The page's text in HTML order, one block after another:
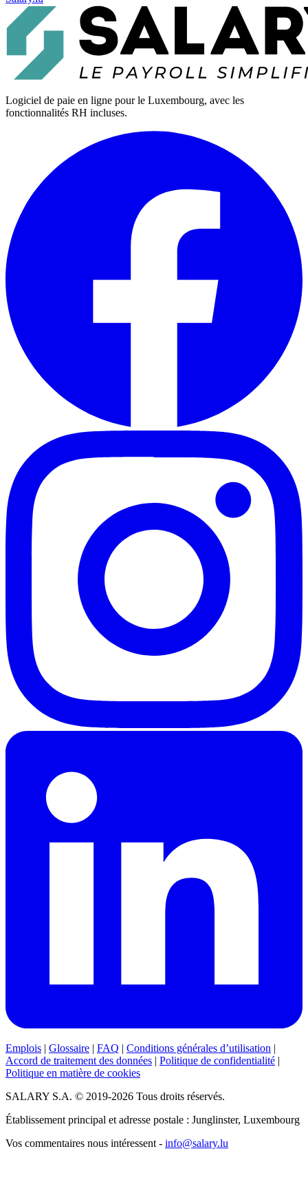
Logiciel de paie en ligne pour le Luxembourg, avec les
fonctionnalités RH incluses.
Emplois | Glossaire | FAQ | Conditions générales d’utilisation |
Accord de traitement des données | Politique de confidentialité |
Politique en matière de cookies
SALARY S.A. © 2019-2026 Tous droits réservés.
Établissement principal et adresse postale : Junglinster, Luxembourg
Vos commentaires nous intéressent - info@salary.lu